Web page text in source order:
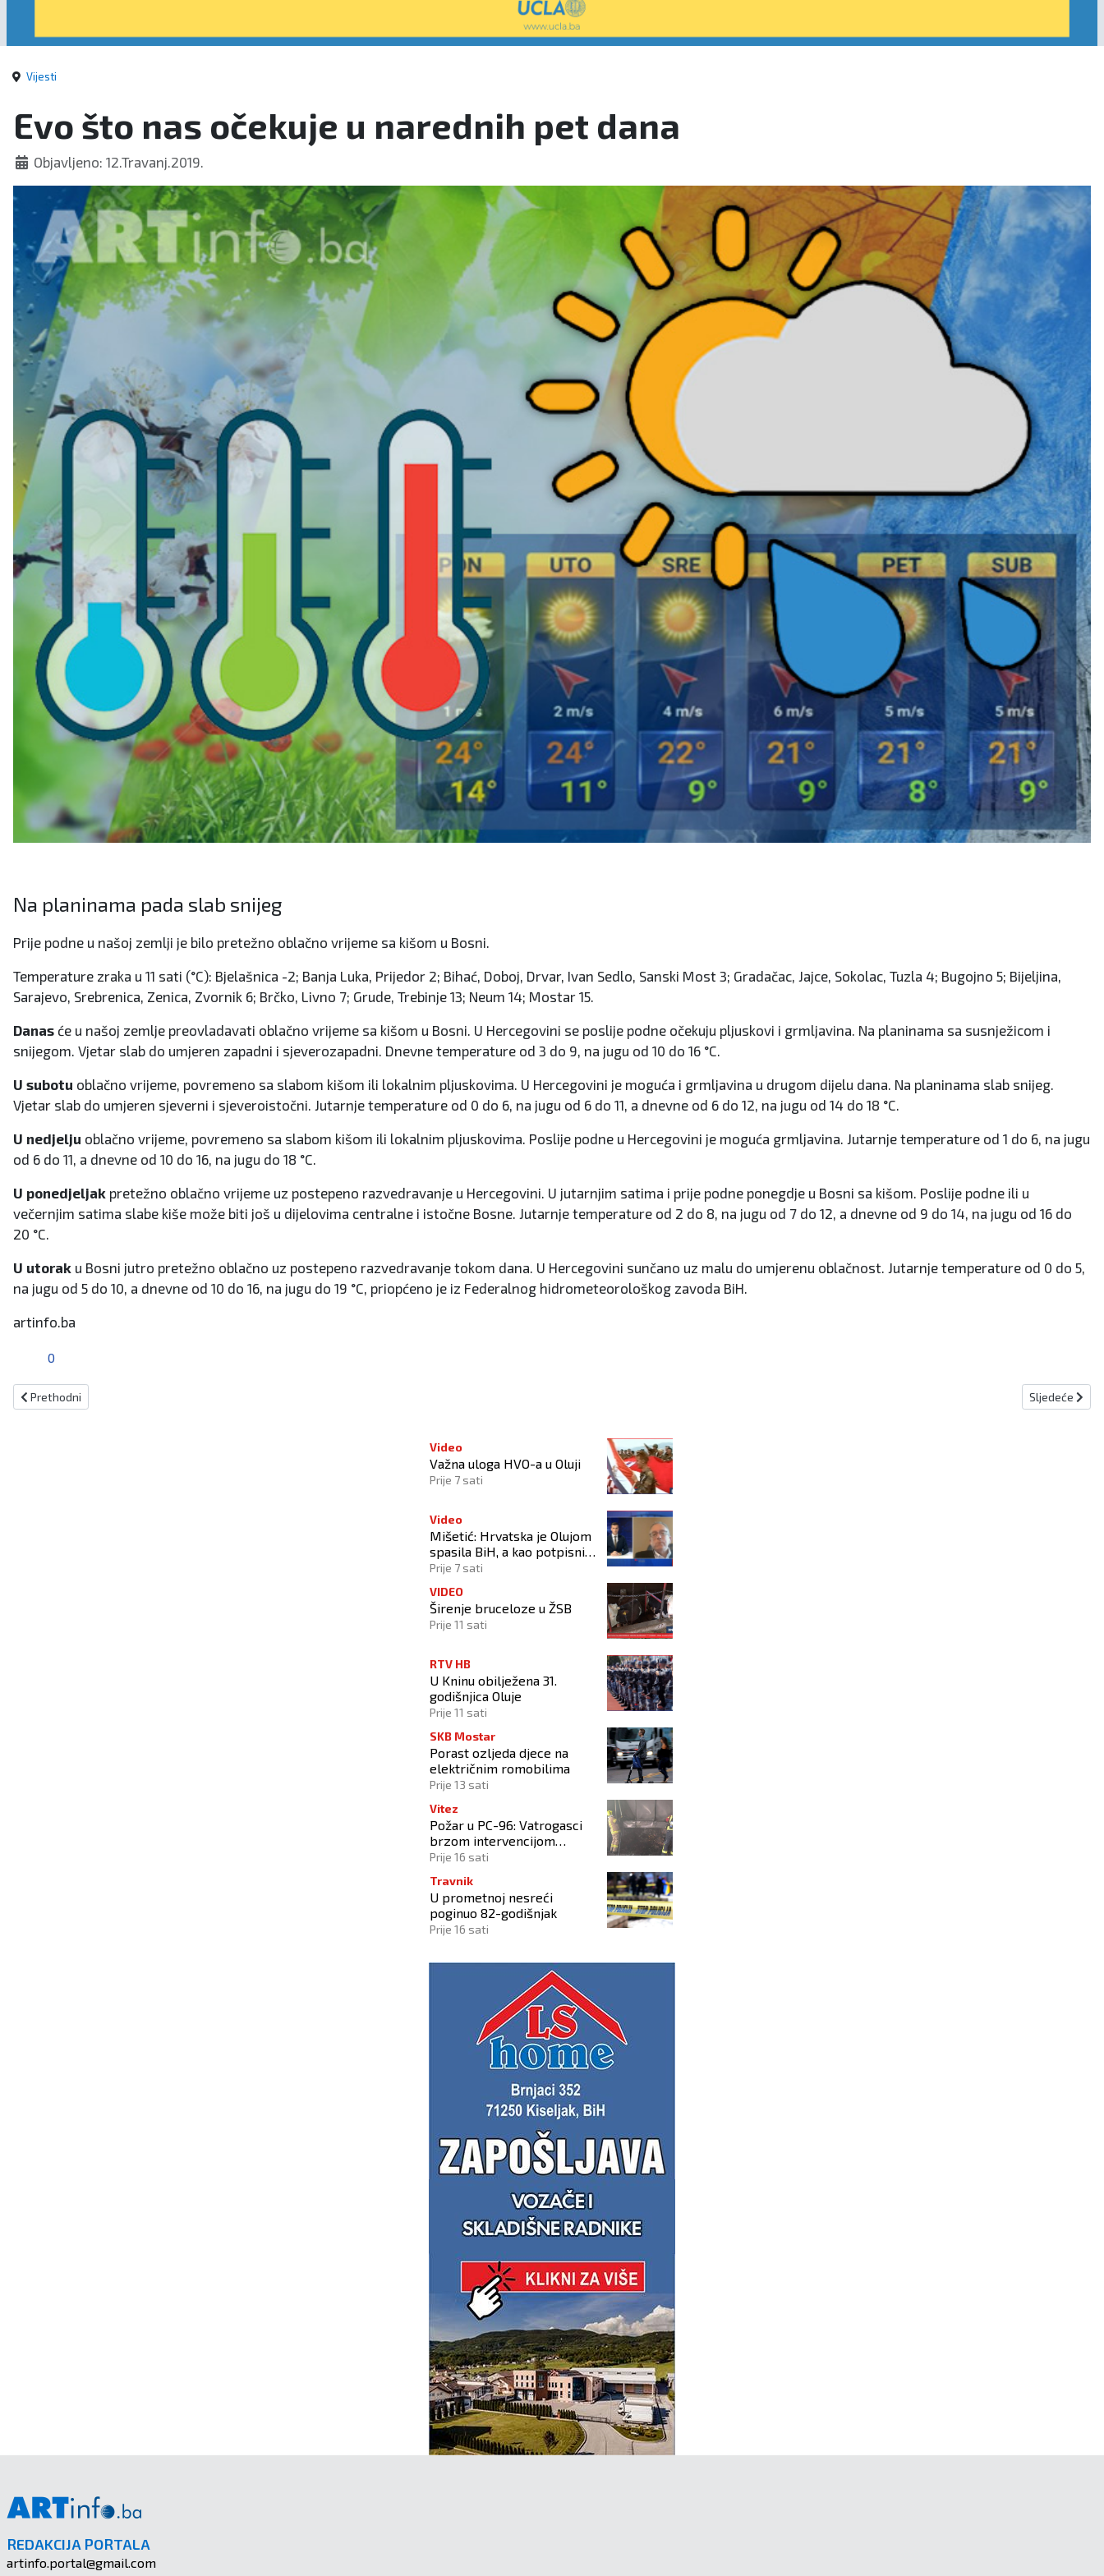
Vijesti
Evo što nas očekuje u narednih pet dana
Objavljeno: 12.Travanj.2019.
Na planinama pada slab snijeg
Prije podne u našoj zemlji je bilo pretežno oblačno vrijeme sa kišom u Bosni.
Temperature zraka u 11 sati (°C): Bjelašnica -2; Banja Luka, Prijedor 2; Bihać, Doboj, Drvar, Ivan Sedlo, Sanski Most 3; Gradačac, Jajce, Sokolac, Tuzla 4; Bugojno 5; Bijeljina,
Sarajevo, Srebrenica, Zenica, Zvornik 6; Brčko, Livno 7; Grude, Trebinje 13; Neum 14; Mostar 15.
Danas će u našoj zemlje preovladavati oblačno vrijeme sa kišom u Bosni. U Hercegovini se poslije podne očekuju pljuskovi i grmljavina. Na planinama sa susnježicom i
snijegom. Vjetar slab do umjeren zapadni i sjeverozapadni. Dnevne temperature od 3 do 9, na jugu od 10 do 16 °C.
U subotu oblačno vrijeme, povremeno sa slabom kišom ili lokalnim pljuskovima. U Hercegovini je moguća i grmljavina u drugom dijelu dana. Na planinama slab snijeg.
Vjetar slab do umjeren sjeverni i sjeveroistočni. Jutarnje temperature od 0 do 6, na jugu od 6 do 11, a dnevne od 6 do 12, na jugu od 14 do 18 °C.
U nedjelju oblačno vrijeme, povremeno sa slabom kišom ili lokalnim pljuskovima. Poslije podne u Hercegovini je moguća grmljavina. Jutarnje temperature od 1 do 6, na jugu
od 6 do 11, a dnevne od 10 do 16, na jugu do 18 °C.
U ponedjeljak pretežno oblačno vrijeme uz postepeno razvedravanje u Hercegovini. U jutarnjim satima i prije podne ponegdje u Bosni sa kišom. Poslije podne ili u
večernjim satima slabe kiše može biti još u dijelovima centralne i istočne Bosne. Jutarnje temperature od 2 do 8, na jugu od 7 do 12, a dnevne od 9 do 14, na jugu od 16 do
20 °C.
U utorak u Bosni jutro pretežno oblačno uz postepeno razvedravanje tokom dana. U Hercegovini sunčano uz malu do umjerenu oblačnost. Jutarnje temperature od 0 do 5,
na jugu od 5 do 10, a dnevne od 10 do 16, na jugu do 19 °C, priopćeno je iz Federalnog hidrometeorološkog zavoda BiH.
artinfo.ba
0
Prethodni članak: Kiseljak: SK Millennium traži djelatnicu
Prethodni Sljedeći
Sljedeće
Video
Važna uloga HVO-a u Oluji
Prije 7 sati
Video
Mišetić: Hrvatska je Olujom
spasila BiH, a kao potpisnica
Daytona ima puno pravo
Prije 7 sati
VIDEO
Širenje bruceloze u ŽSB
Prije 11 sati
RTV HB
U Kninu obilježena 31.
godišnjica Oluje
Prije 11 sati
SKB Mostar
Porast ozljeda djece na
električnim romobilima
Prije 13 sati
Vitez
Požar u PC-96: Vatrogasci
brzom intervencijom
spriječili širenje vatre na
Prije 16 sati
Travnik
U prometnoj nesreći
poginuo 82-godišnjak
Prije 16 sati
REDAKCIJA PORTALA
artinfo.portal@gmail.com